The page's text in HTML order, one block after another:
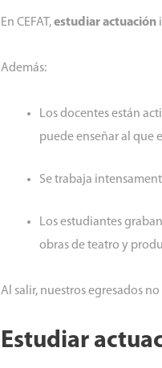
En CEFAT,estudiar actuación
Además:
Los docentes están
puede enseñar al que
Se trabaja
Los estudiantes
obras de teatro y
Al salir, nuestros egresados
Estudiar